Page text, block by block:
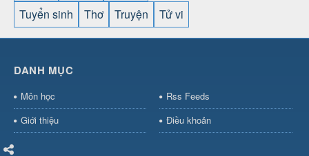
Tuyển sinh
Thơ Truyện Tử vi
cái OPEN88⇔
⇔https://gameb52a.club/ https://new88.biz/
bài⇔bóng đá trực tiếp⇔fly88
select⇔https://xocdiaonline.ae ⇔https://cm88.dad/
⇔F168⇔https://f168.tech/ ⇔cm88⇔https://
bet.com/
DANH MỤC
Môn học
Rss Feeds
Giới thiệu
Điều khoản